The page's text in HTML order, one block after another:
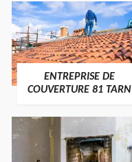
ENTREPRISE DE
COUVERTURE 81 TARN